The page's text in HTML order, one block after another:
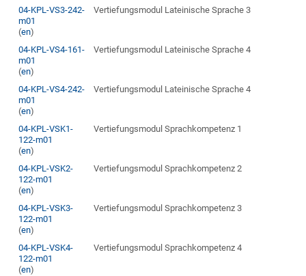
04-KPL-VS3-242-
m01
(en)
Vertiefungsmodul Lateinische Sprache 3
04-KPL-VS4-161-
m01
(en)
Vertiefungsmodul Lateinische Sprache 4
04-KPL-VS4-242-
m01
(en)
Vertiefungsmodul Lateinische Sprache 4
04-KPL-VSK1-
122-m01
(en)
Vertiefungsmodul Sprachkompetenz 1
04-KPL-VSK2-
122-m01
(en)
Vertiefungsmodul Sprachkompetenz 2
04-KPL-VSK3-
122-m01
(en)
Vertiefungsmodul Sprachkompetenz 3
04-KPL-VSK4-
122-m01
(en)
Vertiefungsmodul Sprachkompetenz 4